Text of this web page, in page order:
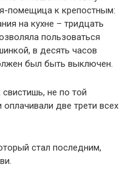
помещица к крепостным:
на кухне – тридцать
пользоваться
в десять часов
был быть выключен.
не по той
две трети всех
стал последним,